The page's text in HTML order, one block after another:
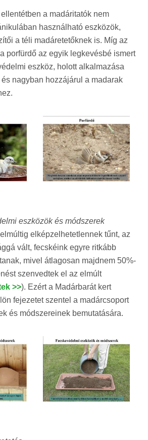
a madáritatók nem
használható eszközök,
a téli madáretetőknek is. Míg az
porfürdő az egyik legkevésbé ismert
eszköz, holott alkalmazása
nagyban hozzájárul a madarak
eszközök és módszerek
elképzelhetetlennek tűnt, az
vált, fecskéink egyre ritkább
mivel átlagosan majdnem 50%-
szenvedtek el az elmúlt
>>). Ezért a Madárbarát kert
fejezetet szentel a madárcsoport
és módszereinek bemutatására.